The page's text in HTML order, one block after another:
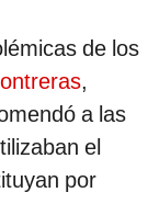
de los
,
a las
el
por